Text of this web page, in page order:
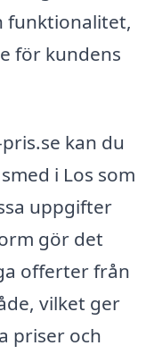
funktionalitet,
för kundens
kan du
i Los som
uppgifter
gör det
offerter från
vilket ger
priser och